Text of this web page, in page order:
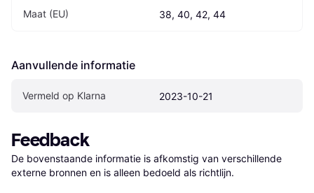
Maat (EU) 38, 40, 42, 44
Aanvullende informatie
Vermeld op Klarna 2023-10-21
Feedback
De bovenstaande informatie is afkomstig van verschillende
externe bronnen en is alleen bedoeld als richtlijn.